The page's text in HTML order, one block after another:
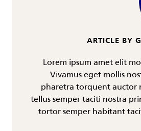
ARTICLE BY
Lorem ipsum amet elit
Vivamus eget mollis
pharetra torquent auctor
tellus semper taciti nostra
tortor semper habitant